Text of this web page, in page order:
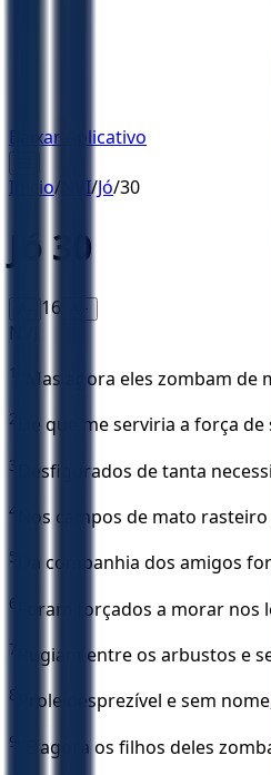
Baixar Aplicativo
Início/ NVI/Jó/30
Jó 30
16 A+
NVI
1 "Mas agora eles zombam
2 De que me serviria a força
3 Desfigurados de tanta
4 Nos campos de mato
5 Da companhia dos amigos
6 Foram forçados a morar
7 Rugiam entre os arbustos e
8 Prole desprezível e sem
9 "E agora os filhos deles